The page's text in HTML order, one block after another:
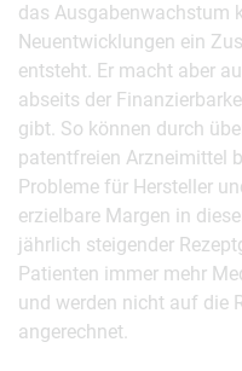
das Ausgabenwachstum
Neuentwicklungen ein
entsteht. Er macht aber
abseits der
gibt. So können durch
patentfreien Arzneimittel
Probleme für Hersteller
erzielbare Margen in
jährlich steigender
Patienten immer mehr
und werden nicht auf die
angerechnet.